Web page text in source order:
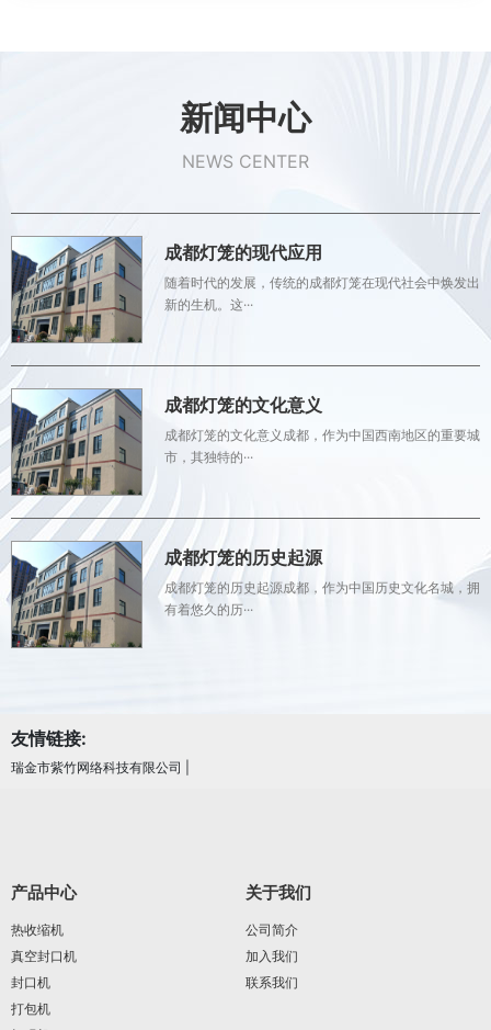
新闻中心
NEWS CENTER
成都灯笼的现代应用
随着时代的发展，传统的成都灯笼在现代社会中焕发出
新的生机。这···
成都灯笼的文化意义
成都灯笼的文化意义成都，作为中国西南地区的重要城
市，其独特的···
成都灯笼的历史起源
成都灯笼的历史起源成都，作为中国历史文化名城，拥
有着悠久的历···
友情链接:
瑞金市紫竹网络科技有限公司
产品中心
热收缩机
真空封口机
封口机
打包机
关于我们
公司简介
加入我们
联系我们